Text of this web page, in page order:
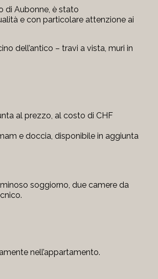
di Aubonne, è stato
e con particolare attenzione ai
dell’antico – travi a vista, muri in
al prezzo, al costo di CHF
e doccia, disponibile in aggiunta
soggiorno, due camere da
nell’appartamento.